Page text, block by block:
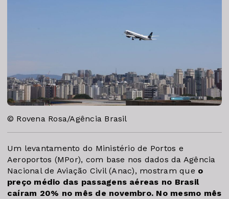
© Rovena Rosa/Agência Brasil
Um levantamento do Ministério de Portos e
Aeroportos (MPor), com base nos dados da Agência
Nacional de Aviação Civil (Anac), mostram que o
preço médio das passagens aéreas no Brasil
caíram 20% no mês de novembro. No mesmo mês